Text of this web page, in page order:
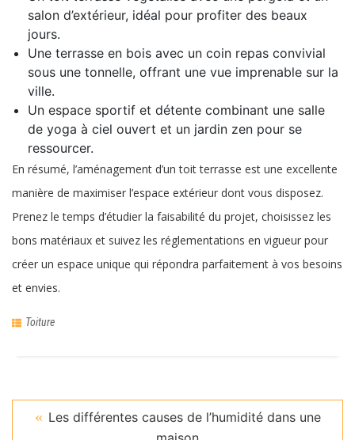
salon d’extérieur, idéal pour profiter des beaux
jours.
Une terrasse en bois avec un coin repas convivial
sous une tonnelle, offrant une vue imprenable sur la
ville.
Un espace sportif et détente combinant une salle
de yoga à ciel ouvert et un jardin zen pour se
ressourcer.
En résumé, l’aménagement d’un toit terrasse est une excellente
manière de maximiser l’espace extérieur dont vous disposez.
Prenez le temps d’étudier la faisabilité du projet, choisissez les
bons matériaux et suivez les réglementations en vigueur pour
créer un espace unique qui répondra parfaitement à vos besoins
et envies.
Toiture
Les différentes causes de l’humidité dans une